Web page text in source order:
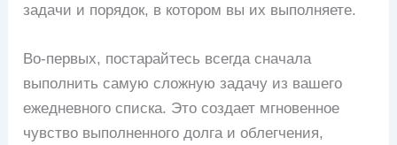
задачи и порядок, в котором вы их выполняете.
Во-первых, постарайтесь всегда сначала
выполнить самую сложную задачу из вашего
ежедневного списка. Это создает мгновенное
чувство выполненного долга и облегчения,